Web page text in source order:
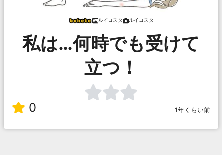
ルイコスタ ルイコスタ
私は…何時でも受けて
立つ！
0 1年くらい前